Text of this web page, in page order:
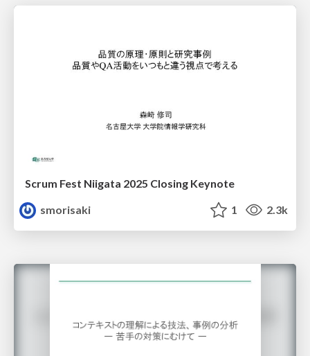
Scrum Fest Niigata 2025 Closing Keynote
smorisaki
1 2.3k